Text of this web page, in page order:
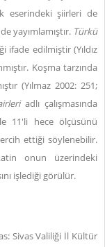
eserindeki şiirleri de
yayımlamıştır. Türkü
ifade edilmiştir (Yıldız
Koşma tarzında
(Yılmaz 2002: 251;
adlı çalışmasında
11'li hece ölçüsünü
ettiği söylenebilir.
onun üzerindeki
işlediği görülür.
Sivas Valiliği İl Kültür